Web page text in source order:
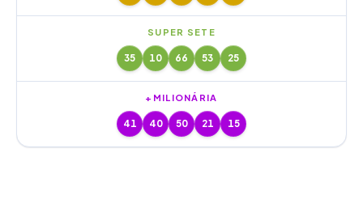
SUPER SETE
35 10 66 53 25
+MILIONÁRIA
41 40 50 21 15